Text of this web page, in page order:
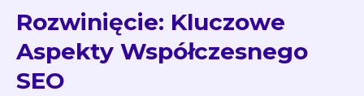
Rozwinięcie: Kluczowe
Aspekty Współczesnego
SEO